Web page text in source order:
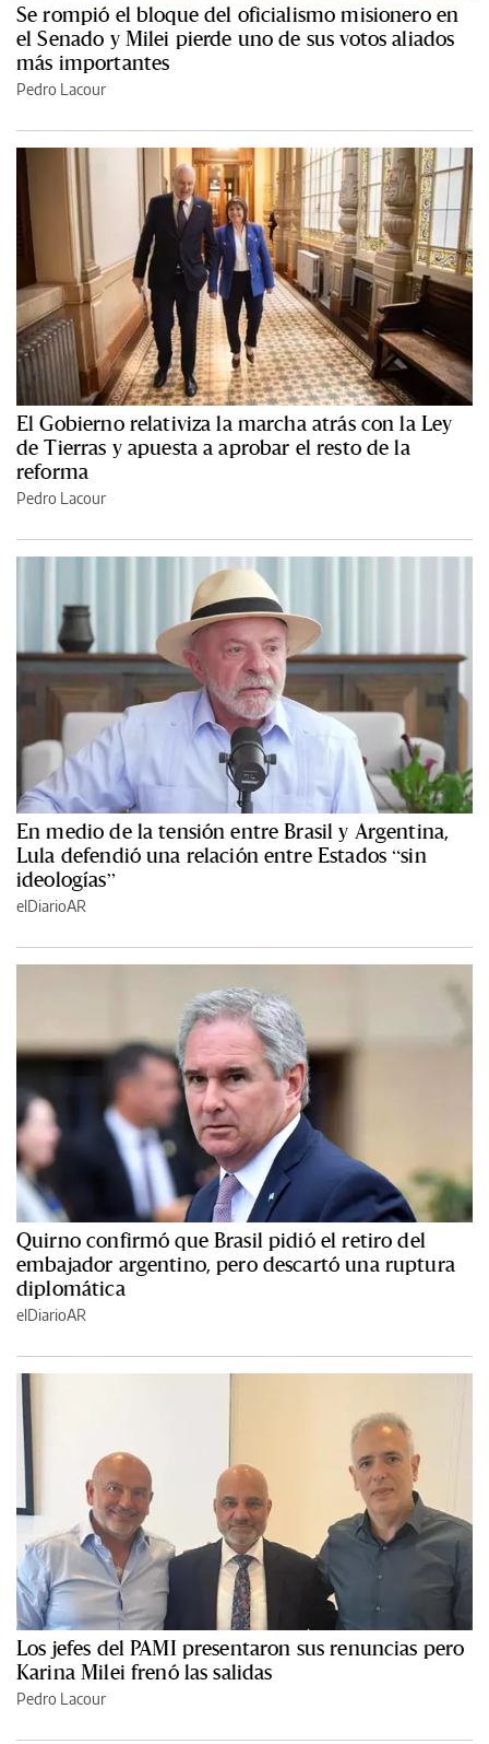
Se rompió el bloque del oficialismo misionero en
el Senado y Milei pierde uno de sus votos aliados
más importantes
Pedro Lacour
El Gobierno relativiza la marcha atrás con la Ley
de Tierras y apuesta a aprobar el resto de la
reforma
Pedro Lacour
En medio de la tensión entre Brasil y Argentina,
Lula defendió una relación entre Estados “sin
ideologías”
elDiarioAR
Quirno confirmó que Brasil pidió el retiro del
embajador argentino, pero descartó una ruptura
diplomática
elDiarioAR
Los jefes del PAMI presentaron sus renuncias pero
Karina Milei frenó las salidas
Pedro Lacour